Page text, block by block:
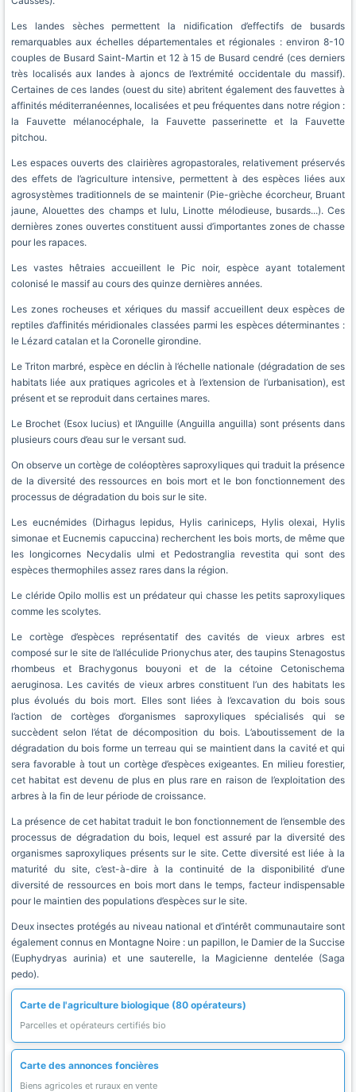
Les landes sèches permettent la nidification d’effectifs de busards
remarquables aux échelles départementales et régionales : environ 8-10
couples de Busard Saint-Martin et 12 à 15 de Busard cendré (ces derniers
très localisés aux landes à ajoncs de l’extrémité occidentale du massif).
Certaines de ces landes (ouest du site) abritent également des fauvettes à
affinités méditerranéennes, localisées et peu fréquentes dans notre région :
la Fauvette mélanocéphale, la Fauvette passerinette et la Fauvette
pitchou.
Les espaces ouverts des clairières agropastorales, relativement préservés
des effets de l’agriculture intensive, permettent à des espèces liées aux
agrosystèmes traditionnels de se maintenir (Pie-grièche écorcheur, Bruant
jaune, Alouettes des champs et lulu, Linotte mélodieuse, busards...). Ces
dernières zones ouvertes constituent aussi d’importantes zones de chasse
pour les rapaces.
Les vastes hêtraies accueillent le Pic noir, espèce ayant totalement
colonisé le massif au cours des quinze dernières années.
Les zones rocheuses et xériques du massif accueillent deux espèces de
reptiles d’affinités méridionales classées parmi les espèces déterminantes :
le Lézard catalan et la Coronelle girondine.
Le Triton marbré, espèce en déclin à l’échelle nationale (dégradation de ses
habitats liée aux pratiques agricoles et à l’extension de l’urbanisation), est
présent et se reproduit dans certaines mares.
Le Brochet (Esox lucius) et l’Anguille (Anguilla anguilla) sont présents dans
plusieurs cours d’eau sur le versant sud.
On observe un cortège de coléoptères saproxyliques qui traduit la présence
de la diversité des ressources en bois mort et le bon fonctionnement des
processus de dégradation du bois sur le site.
Les eucnémides (Dirhagus lepidus, Hylis cariniceps, Hylis olexai, Hylis
simonae et Eucnemis capuccina) recherchent les bois morts, de même que
les longicornes Necydalis ulmi et Pedostranglia revestita qui sont des
espèces thermophiles assez rares dans la région.
Le cléride Opilo mollis est un prédateur qui chasse les petits saproxyliques
comme les scolytes.
Le cortège d’espèces représentatif des cavités de vieux arbres est
composé sur le site de l’alléculide Prionychus ater, des taupins Stenagostus
rhombeus et Brachygonus bouyoni et de la cétoine Cetonischema
aeruginosa. Les cavités de vieux arbres constituent l’un des habitats les
plus évolués du bois mort. Elles sont liées à l’excavation du bois sous
l’action de cortèges d’organismes saproxyliques spécialisés qui se
succèdent selon l’état de décomposition du bois. L’aboutissement de la
dégradation du bois forme un terreau qui se maintient dans la cavité et qui
sera favorable à tout un cortège d’espèces exigeantes. En milieu forestier,
cet habitat est devenu de plus en plus rare en raison de l’exploitation des
arbres à la fin de leur période de croissance.
La présence de cet habitat traduit le bon fonctionnement de l’ensemble des
processus de dégradation du bois, lequel est assuré par la diversité des
organismes saproxyliques présents sur le site. Cette diversité est liée à la
maturité du site, c’est-à-dire à la continuité de la disponibilité d’une
diversité de ressources en bois mort dans le temps, facteur indispensable
pour le maintien des populations d’espèces sur le site.
Deux insectes protégés au niveau national et d’intérêt communautaire sont
également connus en Montagne Noire : un papillon, le Damier de la Succise
(Euphydryas aurinia) et une sauterelle, la Magicienne dentelée (Saga
pedo).
Carte de l'agriculture biologique (80 opérateurs)
Parcelles et opérateurs certifiés bio
Carte des annonces foncières
Biens agricoles et ruraux en vente